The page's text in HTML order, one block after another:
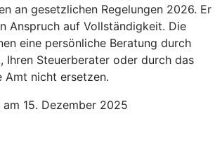
an gesetzlichen Regelungen 2026. Er
Anspruch auf Vollständigkeit. Die
eine persönliche Beratung durch
Ihren Steuerberater oder durch das
Amt nicht ersetzen.
15. Dezember 2025